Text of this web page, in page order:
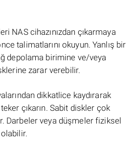
NAS cihazınızdan çıkarmaya
talimatlarını okuyun. Yanlış bir
depolama birimine ve/veya
zarar verebilir.
dikkatlice kaydırarak
çıkarın. Sabit diskler çok
Darbeler veya düşmeler fiziksel